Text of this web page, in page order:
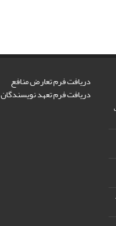
دریافت فرم تعارض منافع
دریافت فرم تعهد نویسندگان